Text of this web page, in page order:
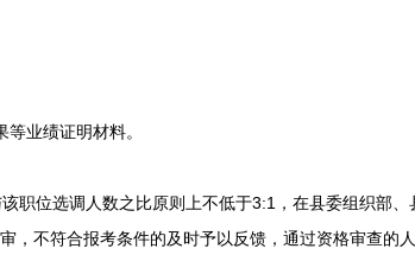
业绩证明材料。
位选调人数之比原则上不低于3:1，在县委组织部、
，不符合报考条件的及时予以反馈，通过资格审查的